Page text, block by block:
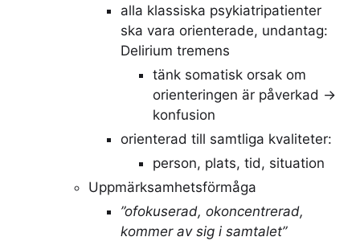
alla klassiska psykiatripatienter
ska vara orienterade, undantag:
Delirium tremens
tänk somatisk orsak om
orienteringen är påverkad ->
konfusion
orienterad till samtliga kvaliteter:
person, plats, tid, situation
Uppmärksamhetsförmåga
”ofokuserad, okoncentrerad,
kommer av sig i samtalet”